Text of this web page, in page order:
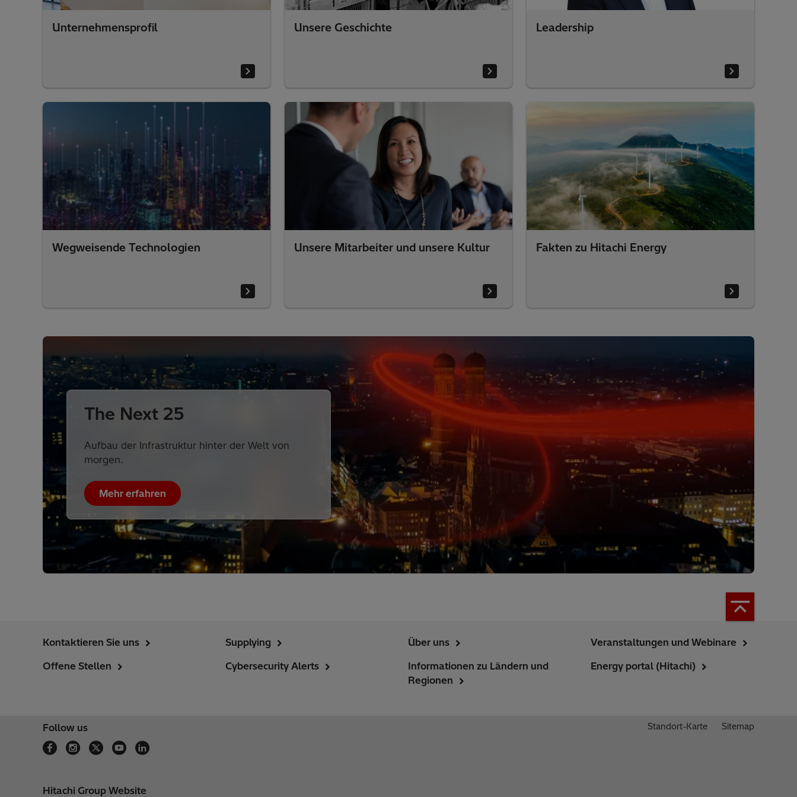
Unternehmensprofil Unsere Geschichte Leadership
Wegweisende Technologien Unsere Mitarbeiter und unsere Kultur Fakten zu Hitachi Energy
The Next 25
Aufbau der Infrastruktur hinter der Welt von
morgen.
Mehr erfahren
Kontaktieren Sie uns
Offene Stellen
Supplying
Cybersecurity Alerts
Über uns
Informationen zu Ländern und
Regionen
Veranstaltungen und Webinare
Energy portal (Hitachi)
Follow us Standort-Karte Sitemap
Hitachi Group Website